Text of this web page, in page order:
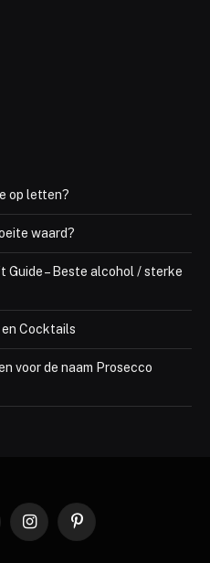
op letten?
waard?
Guide – Beste alcohol / sterke
Cocktails
voor de naam Prosecco
InstagramPinterest